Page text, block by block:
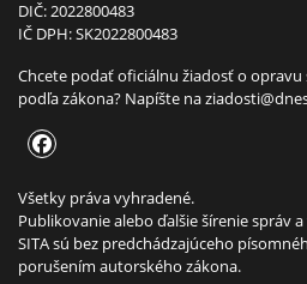
DIČ: 2022800483
IČ DPH: SK2022800483
Chcete podať oficiálnu žiadosť o
podľa zákona? Napíšte na
Všetky práva vyhradené.
Publikovanie alebo ďalšie šírenie správ
SITA sú bez predchádzajúceho
porušením autorského zákona.